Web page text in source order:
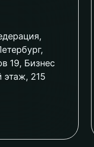
19, Бизнес
этаж, 215